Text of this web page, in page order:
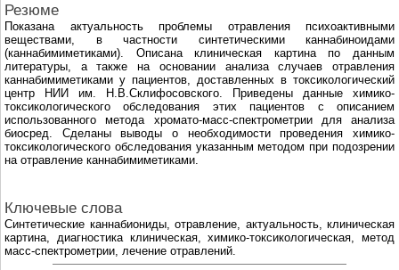
Резюме
Показана актуальность проблемы отравления психоактивными
веществами, в частности синтетическими каннабиноидами
(каннабимиметиками). Описана клиническая картина по данным
литературы, а также на основании анализа случаев отравления
каннабимиметиками у пациентов, доставленных в токсикологический
центр НИИ им. Н.В.Склифосовского. Приведены данные химико-
токсикологического обследования этих пациентов с описанием
использованного метода хромато-масс-спектрометрии для анализа
биосред. Сделаны выводы о необходимости проведения химико-
токсикологического обследования указанным методом при подозрении
на отравление каннабимиметиками.
Ключевые слова
Синтетические каннабиониды, отравление, актуальность, клиническая
картина, диагностика клиническая, химико-токсикологическая, метод
масс-спектрометрии, лечение отравлений.